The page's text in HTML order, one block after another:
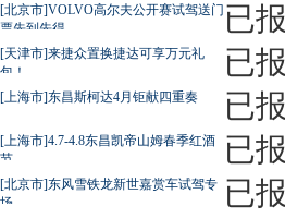
[北京市]VOLVO高尔夫公开赛试驾送门
票先到先得
已
[天津市]来捷众置换捷达可享万元礼
包！
已
[上海市]东昌斯柯达4月钜献四重奏 已
[上海市]4.7-4.8东昌凯帝山姆春季红酒
节
已
[北京市]东风雪铁龙新世嘉赏车试驾专
场
已